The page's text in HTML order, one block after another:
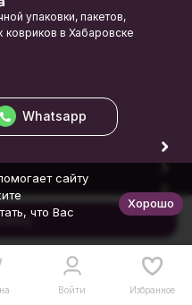
Войти Избранное
упаковки, пакетов,
в Хабаровске
Whatsapp
сайту
что Вас
Хорошо